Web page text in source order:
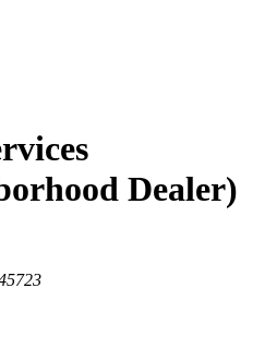
Dealer)